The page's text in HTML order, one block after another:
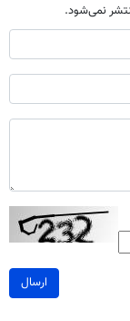
نمی‌شود.
ارسال